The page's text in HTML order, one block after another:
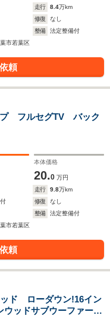
走行 8.4万km
修復
なし
整備
法定整備付
市若葉区
頼
プ フルセグTV バック
本体価格
20.0 万円
走行 9.8万km
修復
なし
整備
法定整備付
市若葉区
頼
ド ローダウン!16イン
ウッドサブウーファー!